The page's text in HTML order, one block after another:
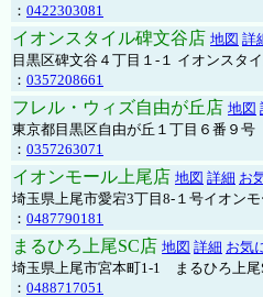
： 0422303081
イオンスタイル碑文谷店 地図 詳
目黒区碑文谷４丁目１-１ イオンスタ
： 0357208661
フレル・ウィズ自由が丘店 地図
東京都目黒区自由が丘１丁目６番９号
： 0357263071
イオンモール上尾店 地図 詳細 お
埼玉県上尾市愛宕3丁目8-１号イオン
： 0487790181
まるひろ上尾SC店 地図 詳細 お気
埼玉県上尾市宮本町1-1 まるひろ上尾
： 0488717051